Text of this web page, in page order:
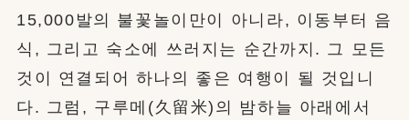
15,000발의 불꽃놀이만이 아니라, 이동부터 음
식, 그리고 숙소에 쓰러지는 순간까지. 그 모든
것이 연결되어 하나의 좋은 여행이 될 것입니
다. 그럼, 구루메(久留米)의 밤하늘 아래에서